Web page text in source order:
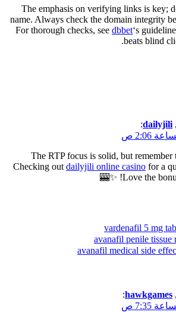
The emphasis on verifying links is key;
name. Always check the domain integrity
For thorough checks, see dbbet‘s
beats blind
dailyjili
:
The RTP focus is solid, but remember
Checking out dailyjili online casino for a
Love the bonus
vardenafil 5 mg
avanafil penile tissue
avanafil medical side
hawkgames
: